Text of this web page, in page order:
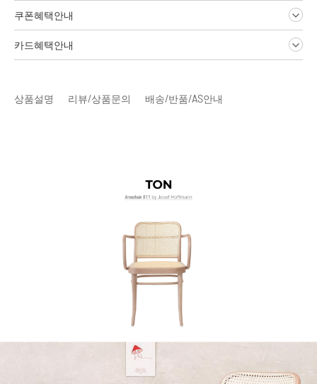
쿠폰혜택안내
카드혜택안내
상품설명 리뷰/상품문의 배송/반품/AS안내